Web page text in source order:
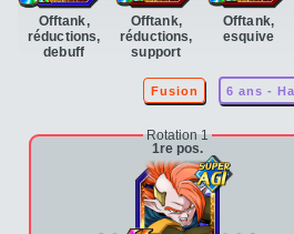
Offtank,
réductions,
debuff
Offtank,
réductions,
support
Offtank,
esquive
Fusion 6 ans -
Rotation 1
1re pos.